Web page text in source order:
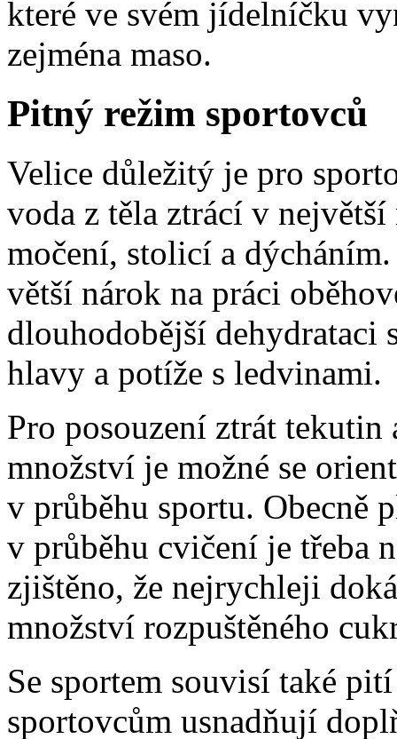
které ve svém jídelníčku
zejména maso.
Pitný režim sportovců
Velice důležitý je pro
voda z těla ztrácí v
močení, stolicí a
větší nárok na práci
dlouhodobější dehydrataci
hlavy a potíže s ledvinami.
Pro posouzení ztrát tekutin
množství je možné se
v průběhu sportu. Obecně
v průběhu cvičení je třeba
zjištěno, že nejrychleji
množství rozpuštěného
Se sportem souvisí také
sportovcům usnadňují